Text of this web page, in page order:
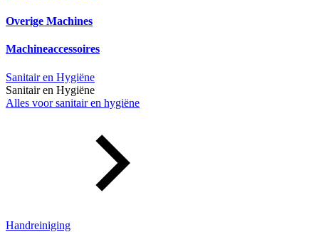
Overige Machines
Machineaccessoires
Sanitair en Hygiëne
Sanitair en Hygiëne
Alles voor sanitair en hygiëne
Handreiniging